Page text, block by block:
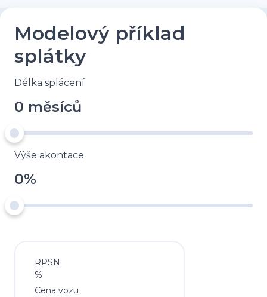
Modelový příklad
splátky
Délka splácení
0 měsíců
Výše akontace
0%
RPSN
%
Cena vozu